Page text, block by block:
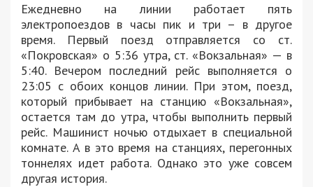
Ежедневно на линии работает пять
электропоездов в часы пик и три – в другое
время. Первый поезд отправляется со ст.
«Покровская» о 5:36 утра, ст. «Вокзальная» — в
5:40. Вечером последний рейс выполняется о
23:05 с обоих концов линии. При этом, поезд,
который прибывает на станцию «Вокзальная»,
остается там до утра, чтобы выполнить первый
рейс. Машинист ночью отдыхает в специальной
комнате. А в это время на станциях, перегонных
тоннелях идет работа. Однако это уже совсем
другая история.